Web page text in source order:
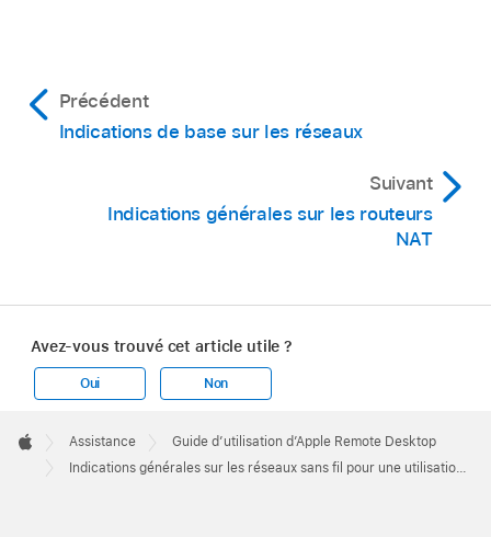
Précédent
Indications de base sur les réseaux
Suivant
Indications générales sur les routeurs
NAT
Avez-vous trouvé cet article utile ?
Oui Non
Footer

Apple
Assistance
Guide d’utilisation d’Apple Remote Desktop
Indications générales sur les réseaux sans fil pour une utilisation avec Remote Desktop